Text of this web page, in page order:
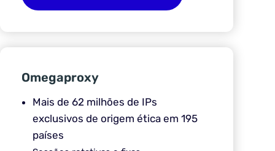
Omegaproxy
Mais de 62 milhões de IPs
exclusivos de origem ética em 195
países